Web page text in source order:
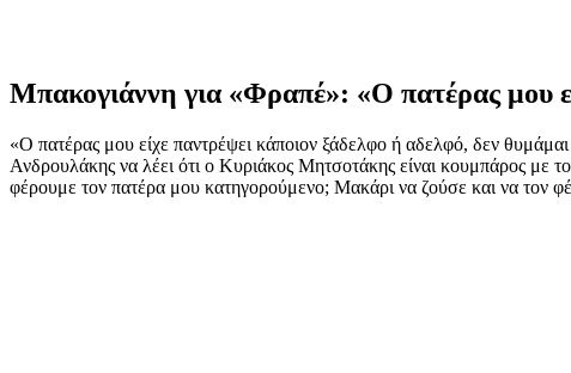
Μπακογιάννη για «Φραπέ»: «Ο πατέρας μου
«Ο πατέρας μου είχε παντρέψει κάποιον ξάδελφο ή αδελφό, δεν
Ανδρουλάκης να λέει ότι ο Κυριάκος Μητσοτάκης είναι κουμπάρος με
φέρουμε τον πατέρα μου κατηγορούμενο; Μακάρι να ζούσε και να τον